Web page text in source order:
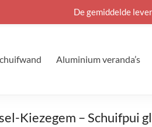
Aluminium veranda’s
Kiezegem – Schuifpui
De gemiddelde